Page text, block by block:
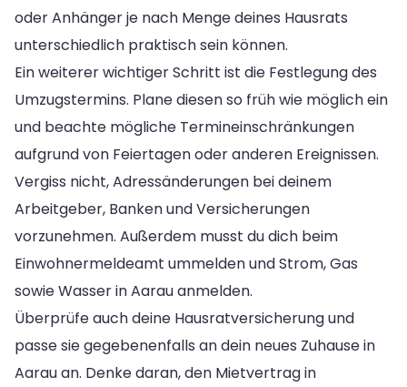
oder Anhänger je nach Menge deines Hausrats
unterschiedlich praktisch sein können.
Ein weiterer wichtiger Schritt ist die Festlegung des
Umzugstermins. Plane diesen so früh wie möglich ein
und beachte mögliche Termineinschränkungen
aufgrund von Feiertagen oder anderen Ereignissen.
Vergiss nicht, Adressänderungen bei deinem
Arbeitgeber, Banken und Versicherungen
vorzunehmen. Außerdem musst du dich beim
Einwohnermeldeamt ummelden und Strom, Gas
sowie Wasser in Aarau anmelden.
Überprüfe auch deine Hausratversicherung und
passe sie gegebenenfalls an dein neues Zuhause in
Aarau an. Denke daran, den Mietvertrag in